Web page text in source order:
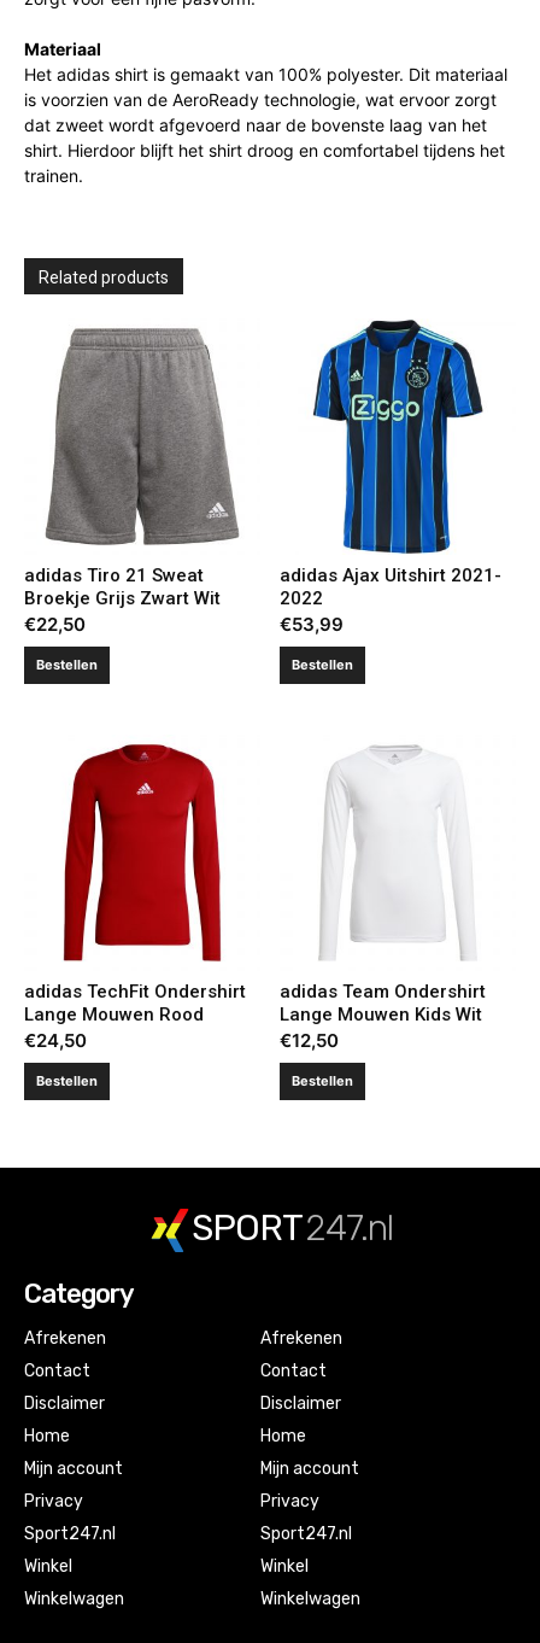
Materiaal
Het adidas shirt is gemaakt van 100% polyester. Dit materiaal
is voorzien van de AeroReady technologie, wat ervoor zorgt
dat zweet wordt afgevoerd naar de bovenste laag van het
shirt. Hierdoor blijft het shirt droog en comfortabel tijdens het
trainen.
Related products
adidas Tiro 21 Sweat
Broekje Grijs Zwart Wit
€22,50
Bestellen
adidas Ajax Uitshirt 2021-
2022
€53,99
Bestellen
adidas TechFit Ondershirt
Lange Mouwen Rood
€24,50
Bestellen
adidas Team Ondershirt
Lange Mouwen Kids Wit
€12,50
Bestellen
SPORT247.nl
Category
Afrekenen
Contact
Disclaimer
Home
Mijn account
Privacy
Sport247.nl
Winkel
Winkelwagen
Afrekenen
Contact
Disclaimer
Home
Mijn account
Privacy
Sport247.nl
Winkel
Winkelwagen